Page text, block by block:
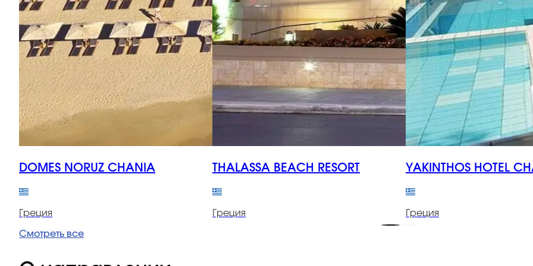
DOMES NORUZ CHANIA
Греция
THALASSA BEACH RESORT
Греция
YAKINTHOS HOTEL
Греция
Смотреть все